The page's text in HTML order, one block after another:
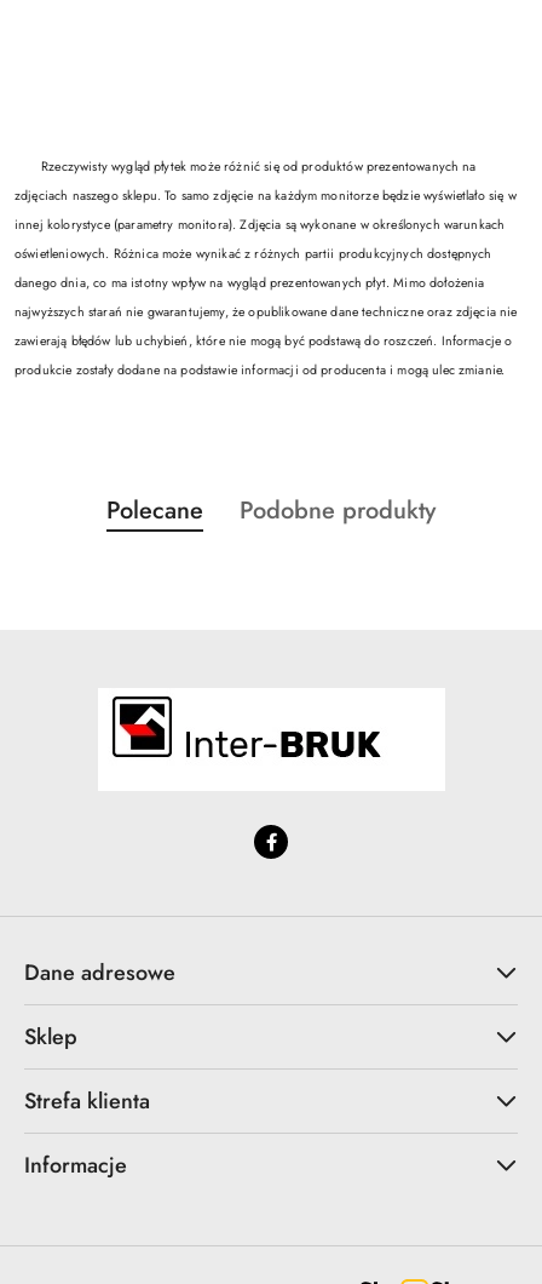
Rzeczywisty wygląd płytek może różnić się od produktów prezentowanych na
zdjęciach naszego sklepu. To samo zdjęcie na każdym monitorze będzie wyświetlało się w
innej kolorystyce (parametry monitora). Zdjęcia są wykonane w określonych warunkach
oświetleniowych. Różnica może wynikać z różnych partii produkcyjnych dostępnych
danego dnia, co ma istotny wpływ na wygląd prezentowanych płyt. Mimo dołożenia
najwyższych starań nie gwarantujemy, że opublikowane dane techniczne oraz zdjęcia nie
zawierają błędów lub uchybień, które nie mogą być podstawą do roszczeń. Informacje o
produkcie zostały dodane na podstawie informacji od producenta i mogą ulec zmianie.
Pomiń karuzelę produktów
Produkty
o
Polecane
Produkty
Podobne produkty
Dane adresowe
Sklep
Strefa klienta
Informacje